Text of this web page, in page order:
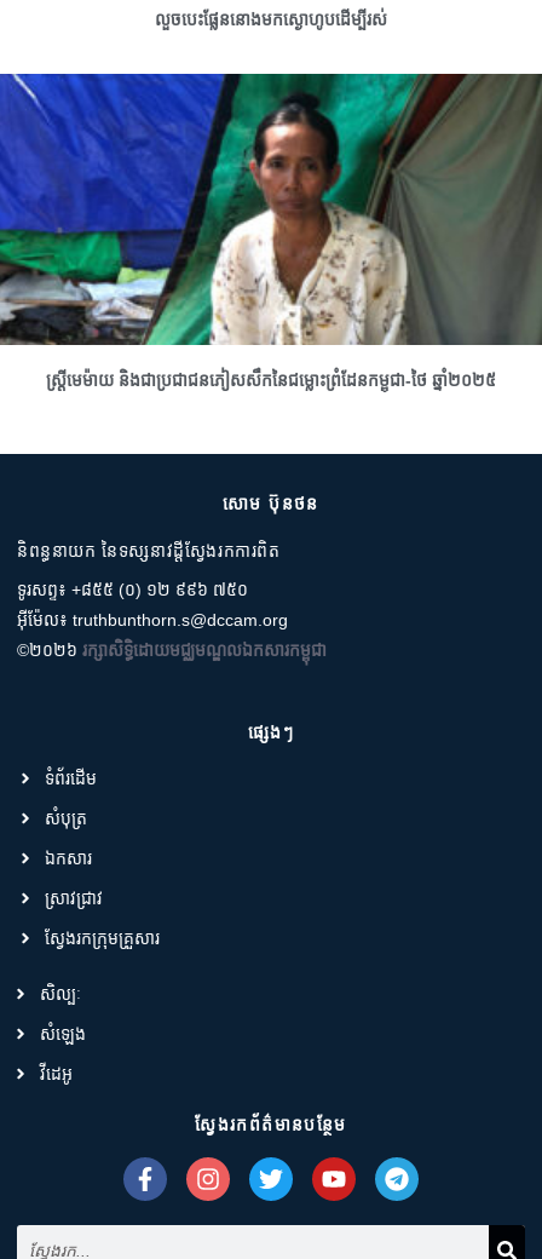
លួចបេះផ្លែននោងមកស្ងោហូបដើម្បីរស់
ស្រ្តីមេម៉ាយ និងជាប្រជាជនភៀសសឹកនៃជម្លោះព្រំដែនកម្ពុជា-ថៃ ឆ្នាំ២០២៥
សោម ប៊ុនថន
និពន្ធនាយក នៃទស្សនាវដ្តីស្វែងរកការពិត
ទូរសព្ទ៖ +៨៥៥ (០) ១២ ៩៩៦ ៧៥០
អ៊ីម៉ែល៖ truthbunthorn.s@dccam.org
©២០២៦ រក្សាសិទ្ធិដោយមជ្ឈមណ្ឌលឯកសារកម្ពុជា
ផ្សេងៗ
ទំព័រដើម
សំបុត្រ
ឯកសារ
ស្រាវជ្រាវ
ស្វែងរកក្រុមគ្រួសារ
សិល្បៈ
សំឡេង
វីដេអូ
ស្វែងរកព័ត៌មានបន្ថែម